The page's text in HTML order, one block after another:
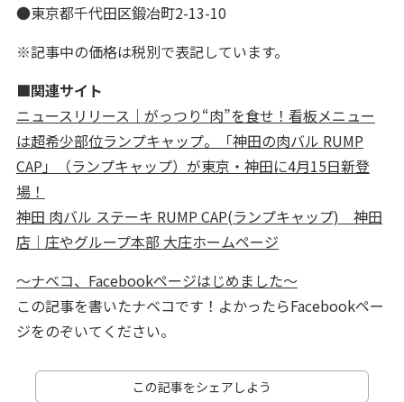
●東京都千代田区鍛冶町2-13-10
※記事中の価格は税別で表記しています。
■関連サイト
ニュースリリース｜がっつり“肉”を食せ！看板メニュー
は超希少部位ランプキャップ。「神田の肉バル RUMP
CAP」（ランプキャップ）が東京・神田に4月15日新登
場！
神田 肉バル ステーキ RUMP CAP(ランプキャップ) 神田
店｜庄やグループ本部 大庄ホームページ
～ナベコ、Facebookページはじめました～
この記事を書いたナベコです！よかったらFacebookペー
ジをのぞいてください。
この記事をシェアしよう